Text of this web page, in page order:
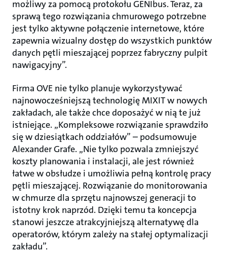
możliwy za pomocą protokołu GENIbus. Teraz, za
sprawą tego rozwiązania chmurowego potrzebne
jest tylko aktywne połączenie internetowe, które
zapewnia wizualny dostęp do wszystkich punktów
danych pętli mieszającej poprzez fabryczny pulpit
nawigacyjny”.
Firma OVE nie tylko planuje wykorzystywać
najnowocześniejszą technologię MIXIT w nowych
zakładach, ale także chce doposażyć w nią te już
istniejące. „Kompleksowe rozwiązanie sprawdziło
się w dziesiątkach oddziałów” – podsumowuje
Alexander Grafe. „Nie tylko pozwala zmniejszyć
koszty planowania i instalacji, ale jest również
łatwe w obsłudze i umożliwia pełną kontrolę pracy
pętli mieszającej. Rozwiązanie do monitorowania
w chmurze dla sprzętu najnowszej generacji to
istotny krok naprzód. Dzięki temu ta koncepcja
stanowi jeszcze atrakcyjniejszą alternatywę dla
operatorów, którym zależy na stałej optymalizacji
zakładu”.